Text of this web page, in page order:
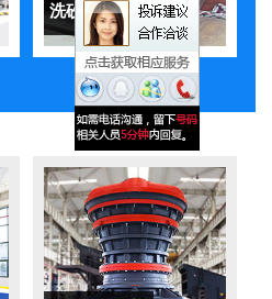
洗砂机